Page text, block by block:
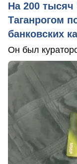
На 200
Таганрогом
банковских
Он был